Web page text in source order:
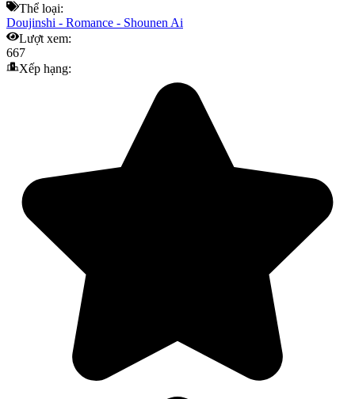
Thể loại:
Doujinshi - Romance - Shounen Ai
Lượt xem:
667
Xếp hạng: